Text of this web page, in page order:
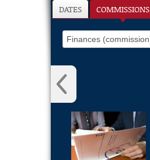
DATES COMMISSIONS